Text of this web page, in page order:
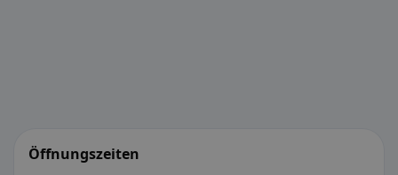
Öffnungszeiten